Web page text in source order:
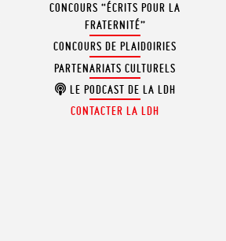
CONCOURS “ÉCRITS POUR LA
FRATERNITÉ”
CONCOURS DE PLAIDOIRIES
PARTENARIATS CULTURELS
LE PODCAST DE LA LDH
CONTACTER LA LDH